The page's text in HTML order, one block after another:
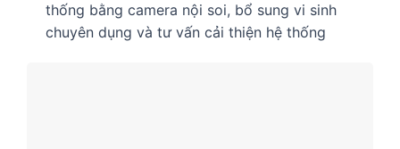
thống bằng camera nội soi, bổ sung vi sinh
chuyên dụng và tư vấn cải thiện hệ thống